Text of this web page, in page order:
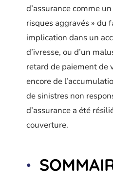
d’assurance comme
risques aggravés » du
implication dans un
d’ivresse, ou d’un
retard de paiement de
encore de
de sinistres non
d’assurance a été
couverture.